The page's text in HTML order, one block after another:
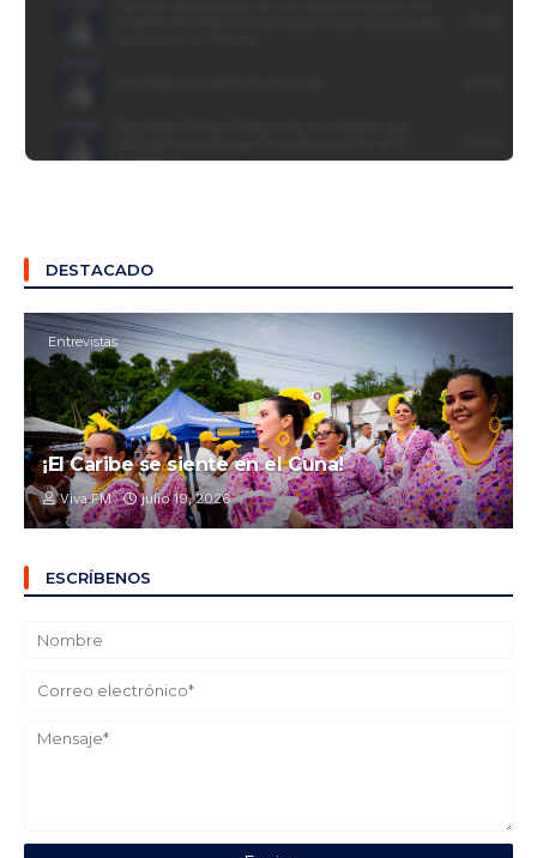
DESTACADO
Entrevistas
¡El Caribe se siente en el Cuna!
Viva FM julio 19, 2026
ESCRÍBENOS